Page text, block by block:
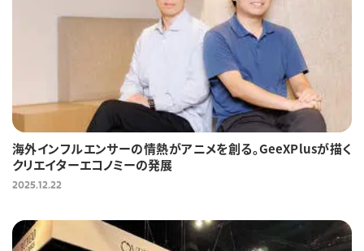
海外インフルエンサーの情熱がアニメを創る。GeeXPlusが描く
クリエイターエコノミーの発展
2025.12.22